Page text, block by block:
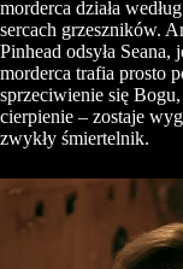
morderca działa
sercach grzeszników.
Pinhead odsyła
morderca trafia prosto
sprzeciwienie się
cierpienie – zostaje
zwykły śmiertelnik.